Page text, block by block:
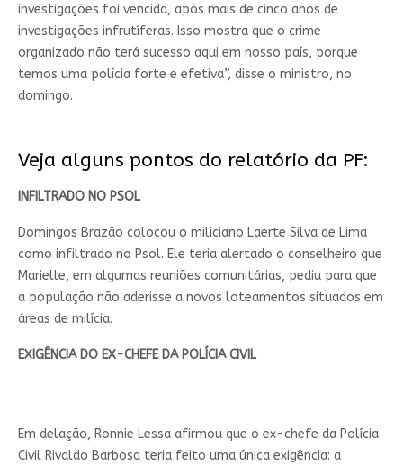
investigações foi vencida, após mais de cinco anos de
investigações infrutíferas. Isso mostra que o crime
organizado não terá sucesso aqui em nosso país, porque
temos uma polícia forte e efetiva”, disse o ministro, no
domingo.
Veja alguns pontos do relatório da PF:
INFILTRADONO PSOL
Domingos Brazão colocou o miliciano Laerte Silva de Lima
como infiltrado no Psol. Ele teria alertado o conselheiro que
Marielle, em algumas reuniões comunitárias, pediu para que
a população não aderisse a novos loteamentos situados em
áreas de milícia.
EXIGÊNCIA DO EX-CHEFE DA POLÍCIA CIVIL
Em delação, Ronnie Lessa afirmou que o ex-chefe da Polícia
Civil Rivaldo Barbosa teria feito uma única exigência: a